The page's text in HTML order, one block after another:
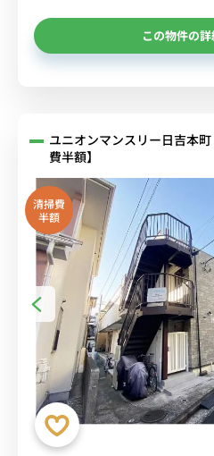
この物件の
ユニオンマンスリー日吉本
費半額】
清掃費
半額